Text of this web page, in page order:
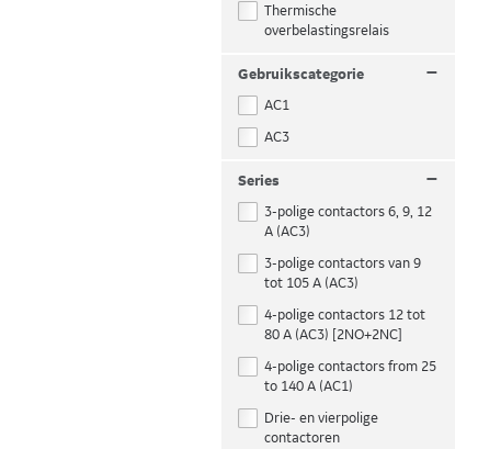
Thermische
overbelastingsrelais
Gebruikscategorie –
AC1
AC3
Series –
3-polige contactors 6, 9, 12
A (AC3)
3-polige contactors van 9
tot 105 A (AC3)
4-polige contactors 12 tot
80 A (AC3) [2NO+2NC]
4-polige contactors from 25
to 140 A (AC1)
Drie- en vierpolige
contactoren